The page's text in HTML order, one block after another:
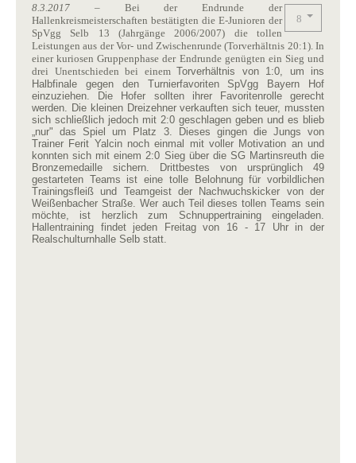
8.3.2017 – Bei der Endrunde der
Hallenkreismeisterschaften bestätigten die E-Junioren der
SpVgg Selb 13 (Jahrgänge 2006/2007) die tollen
Leistungen aus der Vor- und Zwischenrunde (Torverhältnis 20:1). In
einer kuriosen Gruppenphase der Endrunde genügten ein Sieg und
drei Unentschieden bei einem Torverhältnis von 1:0, um ins
Halbfinale gegen den Turnierfavoriten SpVgg Bayern Hof
einzuziehen. Die Hofer sollten ihrer Favoritenrolle gerecht
werden. Die kleinen Dreizehner verkauften sich teuer, mussten
sich schließlich jedoch mit 2:0 geschlagen geben und es blieb
„nur" das Spiel um Platz 3. Dieses gingen die Jungs von
Trainer Ferit Yalcin noch einmal mit voller Motivation an und
konnten sich mit einem 2:0 Sieg über die SG Martinsreuth die
Bronzemedaille sichern. Drittbestes von ursprünglich 49
gestarteten Teams ist eine tolle Belohnung für vorbildlichen
Trainingsfleiß und Teamgeist der Nachwuchskicker von der
Weißenbacher Straße. Wer auch Teil dieses tollen Teams sein
möchte, ist herzlich zum Schnuppertraining eingeladen.
Hallentraining findet jeden Freitag von 16 - 17 Uhr in der
Realschulturnhalle Selb statt.